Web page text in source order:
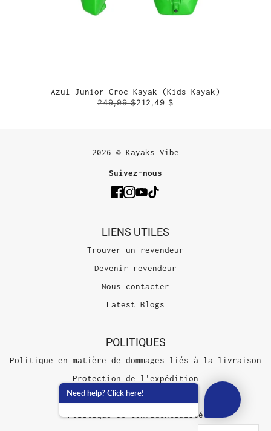
Azul Junior Croc Kayak (Kids Kayak)
249,99 $212,49 $
2026 © Kayaks Vibe
Suivez-nous
LIENS UTILES
Trouver un revendeur
Devenir revendeur
Nous contacter
Latest Blogs
POLITIQUES
Politique en matière de dommages liés à la livraison
Protection de l'expédition
Conditions d'utilisation
Politique de confidentialité
Need help? Click here!